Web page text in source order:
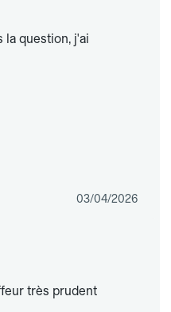
la question, j'ai
03/04/2026
très prudent